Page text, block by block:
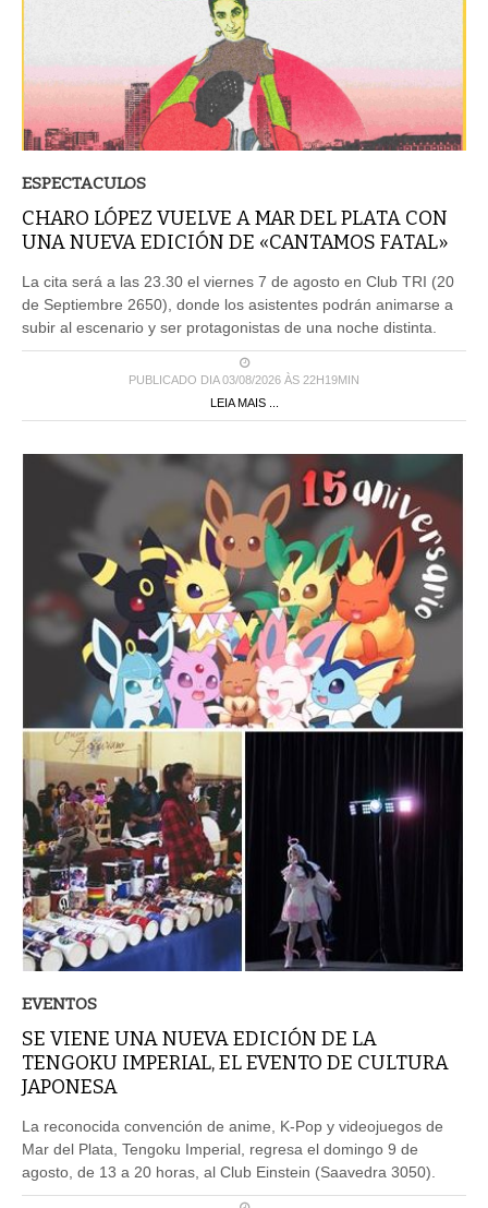
ESPECTACULOS
CHARO LÓPEZ VUELVE A MAR DEL PLATA CON
UNA NUEVA EDICIÓN DE «CANTAMOS FATAL»
La cita será a las 23.30 el viernes 7 de agosto en Club TRI (20
de Septiembre 2650), donde los asistentes podrán animarse a
subir al escenario y ser protagonistas de una noche distinta.
PUBLICADO DIA 03/08/2026 ÀS 22H19MIN
LEIA MAIS ...
EVENTOS
SE VIENE UNA NUEVA EDICIÓN DE LA
TENGOKU IMPERIAL, EL EVENTO DE CULTURA
JAPONESA
La reconocida convención de anime, K-Pop y videojuegos de
Mar del Plata, Tengoku Imperial, regresa el domingo 9 de
agosto, de 13 a 20 horas, al Club Einstein (Saavedra 3050).